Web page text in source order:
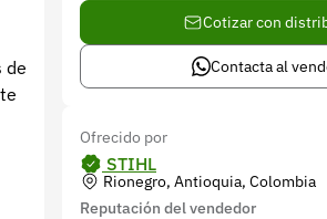
de
Cotizar con
Contacta al
Ofrecido por
STIHL
Rionegro, Antioquia, Colombia
Reputación del vendedor